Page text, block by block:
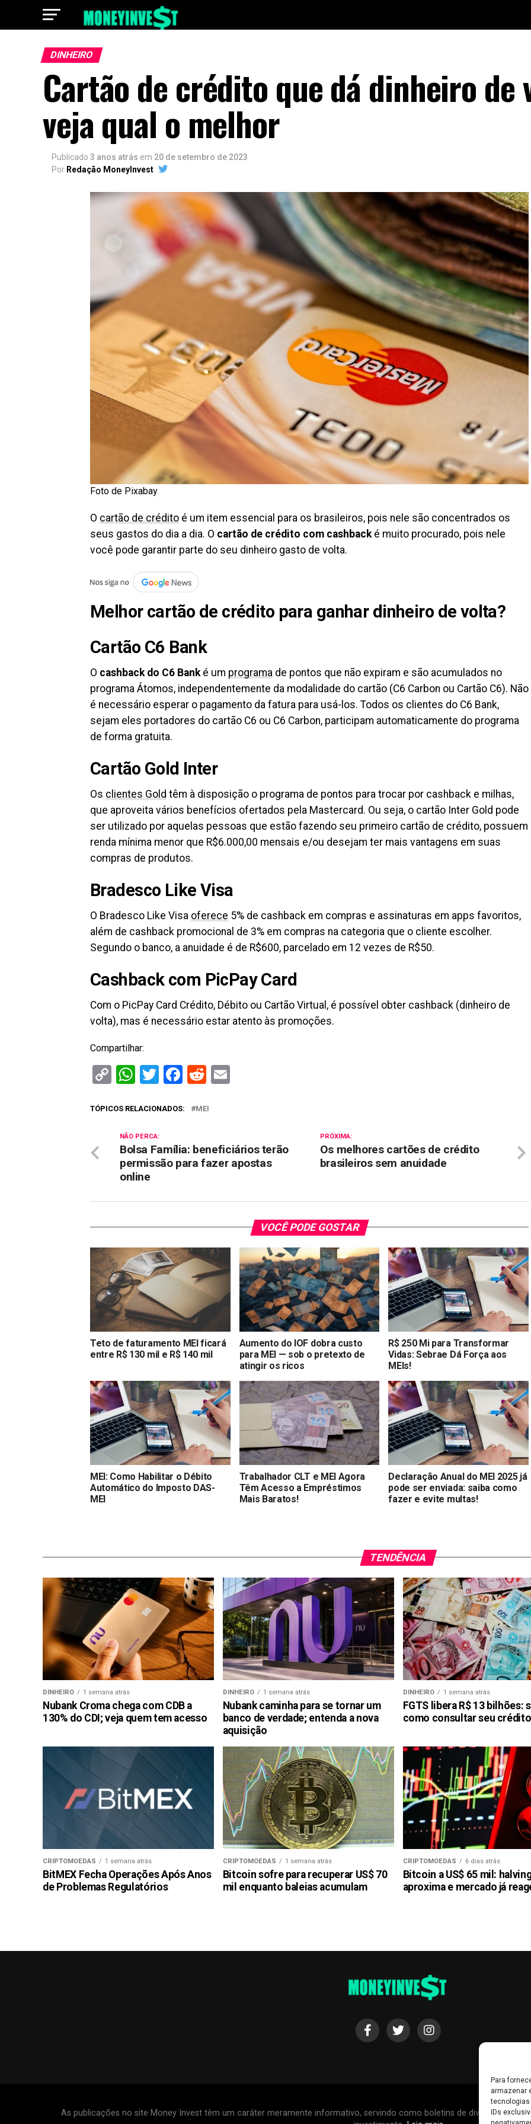
Para
armazenar
tecnologias
IDs
DINHEIRO
Cartão de crédito que dá dinheiro de
veja qual o melhor
Publicado 3 anos atrás em 20 de setembro de 2023
Por Redação MoneyInvest
Foto de Pixabay
O cartão de crédito é um item essencial para os brasileiros, pois nele são concentrados os
seus gastos do dia a dia. O cartão de crédito com cashback é muito procurado, pois nele
você pode garantir parte do seu dinheiro gasto de volta.
Melhor cartão de crédito para ganhar dinheiro de volta?
Cartão C6 Bank
O cashback do C6 Bank é um programa de pontos que não expiram e são acumulados no
programa Átomos, independentemente da modalidade do cartão (C6 Carbon ou Cartão C6). Não
é necessário esperar o pagamento da fatura para usá-los. Todos os clientes do C6 Bank,
sejam eles portadores do cartão C6 ou C6 Carbon, participam automaticamente do programa
de forma gratuita.
Cartão Gold Inter
Os clientes Gold têm à disposição o programa de pontos para trocar por cashback e milhas,
que aproveita vários benefícios ofertados pela Mastercard. Ou seja, o cartão Inter Gold pode
ser utilizado por aquelas pessoas que estão fazendo seu primeiro cartão de crédito, possuem
renda mínima menor que R$6.000,00 mensais e/ou desejam ter mais vantagens em suas
compras de produtos.
Bradesco Like Visa
O Bradesco Like Visa oferece 5% de cashback em compras e assinaturas em apps favoritos,
além de cashback promocional de 3% em compras na categoria que o cliente escolher.
Segundo o banco, a anuidade é de R$600, parcelado em 12 vezes de R$50.
Cashback com PicPay Card
Com o PicPay Card Crédito, Débito ou Cartão Virtual, é possível obter cashback (dinheiro de
volta), mas é necessário estar atento às promoções.
Compartilhar:
CopyWhatsApp
Twitter
Facebook
Reddit
TÓPICOS RELACIONADOS: MEI
PRÓXIMA:
Os melhores cartões de crédito
brasileiros sem anuidade
NÃO PERCA:
Bolsa Família: beneficiários terão
permissão para fazer apostas
online
VOCÊ PODE GOSTAR
Teto de faturamento MEI ficará
entre R$ 130 mil e R$ 140 mil
Aumento do IOF dobra custo
para MEI — sob o pretexto de
atingir os ricos
R$ 250 Mi para Transformar
Vidas: Sebrae Dá Força aos
MEIs!
MEI: Como Habilitar o Débito
Automático do Imposto DAS-
MEI
Trabalhador CLT e MEI Agora
Têm Acesso a Empréstimos
Mais Baratos!
Declaração Anual do MEI 2025 já
pode ser enviada: saiba como
fazer e evite multas!
TENDÊNCIA
DINHEIRO 1 semana atrás
Nubank Croma chega com CDB a
130% do CDI; veja quem tem acesso
DINHEIRO 1 semana atrás
Nubank caminha para se tornar um
banco de verdade; entenda a nova
aquisição
DINHEIRO 1 semana atrás
FGTS libera R$ 13 bilhões:
como consultar seu
CRIPTOMOEDAS 1 semana atrás
BitMEX Fecha Operações Após Anos
de Problemas Regulatórios
CRIPTOMOEDAS 1 semana atrás
Bitcoin sofre para recuperar US$ 70
mil enquanto baleias acumulam
CRIPTOMOEDAS 6 dias atrás
Bitcoin a US$ 65 mil:
aproxima e mercado já
As publicações no site Money Invest têm um caráter meramente informativo, servindo como boletins de divulgação, e